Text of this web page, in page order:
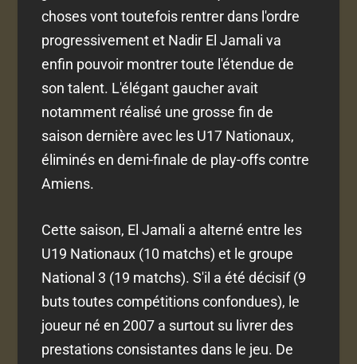
choses vont toutefois rentrer dans l'ordre
progressivement et Nadir El Jamali va
enfin pouvoir montrer toute l'étendue de
son talent. L'élégant gaucher avait
notamment réalisé une grosse fin de
saison dernière avec les U17 Nationaux,
éliminés en demi-finale de play-offs contre
Amiens.
Cette saison, El Jamali a alterné entre les
U19 Nationaux (10 matchs) et le groupe
National 3 (19 matchs). S'il a été décisif (9
buts toutes compétitions confondues), le
joueur né en 2007 a surtout su livrer des
prestations consistantes dans le jeu. De